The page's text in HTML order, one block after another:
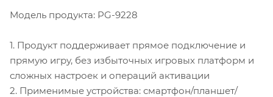
Модель продукта: PG-9228
1. Продукт поддерживает прямое подключение и
прямую игру, без избыточных игровых платформ и
сложных настроек и операций активации
2. Применимые устройства: смартфон/планшет/